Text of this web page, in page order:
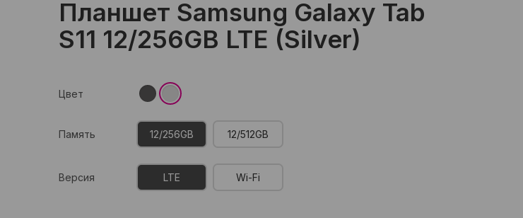
Планшет Samsung Galaxy Tab
S11 12/256GB LTE (Silver)
Цвет
Память 12/256GB 12/512GB
Версия LTE Wi-Fi